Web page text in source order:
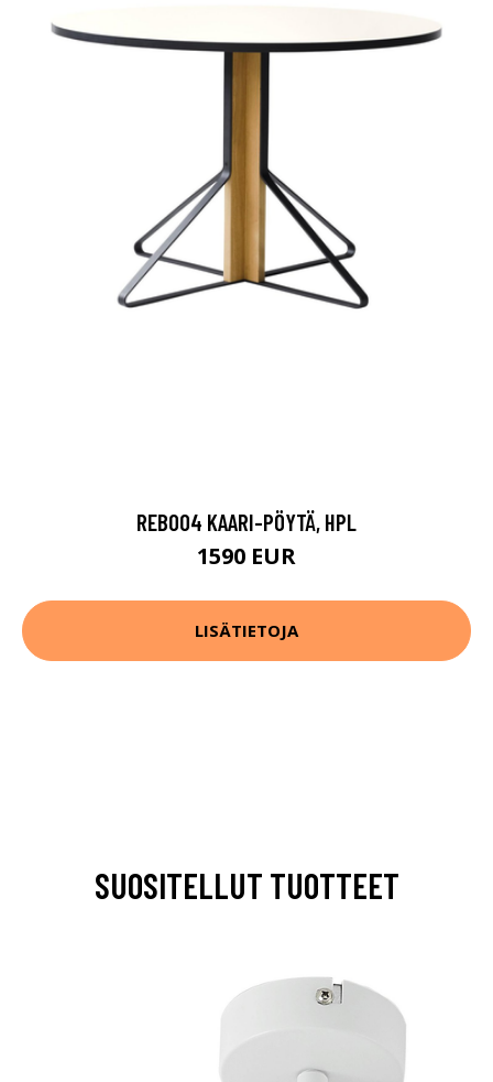
REB004 KAARI-PÖYTÄ, HPL
1590 EUR
LISÄTIETOJA
SUOSITELLUT TUOTTEET